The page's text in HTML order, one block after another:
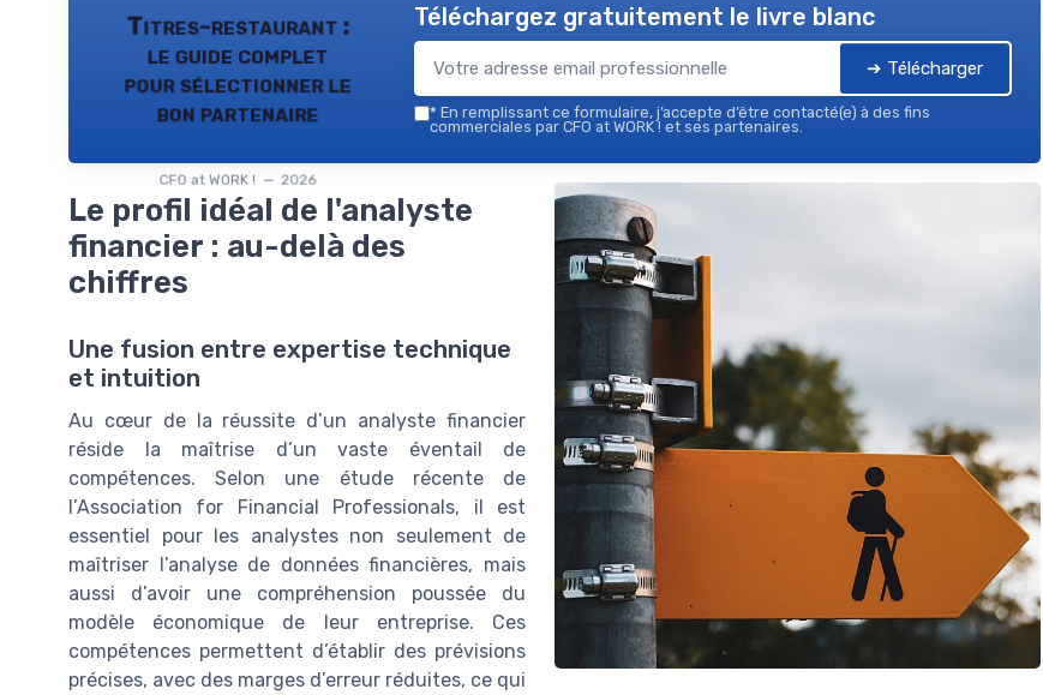
Titres-restaurant :
le guide complet
pour sélectionner le
bon partenaire
CFO at WORK ! — 2026
Téléchargez gratuitement le livre blanc
➔ Télécharger
* En remplissant ce formulaire, j’accepte d’être contacté(e) à des fins
commerciales par CFO at WORK ! et ses partenaires.
Le profil idéal de l'analyste
financier : au-delà des
chiffres
Une fusion entre expertise technique
et intuition
Au cœur de la réussite d’un analyste financier
réside la maîtrise d’un vaste éventail de
compétences. Selon une étude récente de
l’Association for Financial Professionals, il est
essentiel pour les analystes non seulement de
maîtriser l’analyse de données financières, mais
aussi d’avoir une compréhension poussée du
modèle économique de leur entreprise. Ces
compétences permettent d’établir des prévisions
précises, avec des marges d’erreur réduites, ce qui